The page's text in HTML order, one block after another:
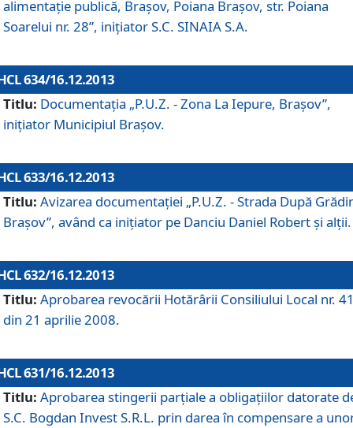
alimentaţie publică, Braşov, Poiana Braşov, str. Poiana
Soarelui nr. 28”, iniţiator S.C. SINAIA S.A.
634/16.12.2013
Titlu: Documentaţia „P.U.Z. - Zona La Iepure, Braşov”,
iniţiator Municipiul Braşov.
633/16.12.2013
Titlu: Avizarea documentaţiei „P.U.Z. - Strada După
Braşov”, având ca iniţiator pe Danciu Daniel Robert şi alţii.
632/16.12.2013
Titlu: Aprobarea revocării Hotărârii Consiliului Local nr.
din 21 aprilie 2008.
631/16.12.2013
Titlu: Aprobarea stingerii parţiale a obligaţiilor datorate
S.C. Bogdan Invest S.R.L. prin darea în compensare a